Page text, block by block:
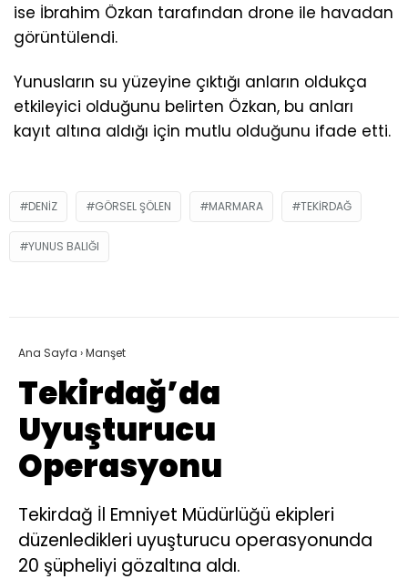
ise İbrahim Özkan tarafından drone ile havadan
görüntülendi.
Yunusların su yüzeyine çıktığı anların oldukça
etkileyici olduğunu belirten Özkan, bu anları
kayıt altına aldığı için mutlu olduğunu ifade etti.
DENIZ GÖRSEL ŞÖLEN MARMARA TEKIRDAĞ
YUNUS BALIĞI
Ana Sayfa ›Manşet
Tekirdağ’da
Uyuşturucu
Operasyonu
Tekirdağ İl Emniyet Müdürlüğü ekipleri
düzenledikleri uyuşturucu operasyonunda
20 şüpheliyi gözaltına aldı.